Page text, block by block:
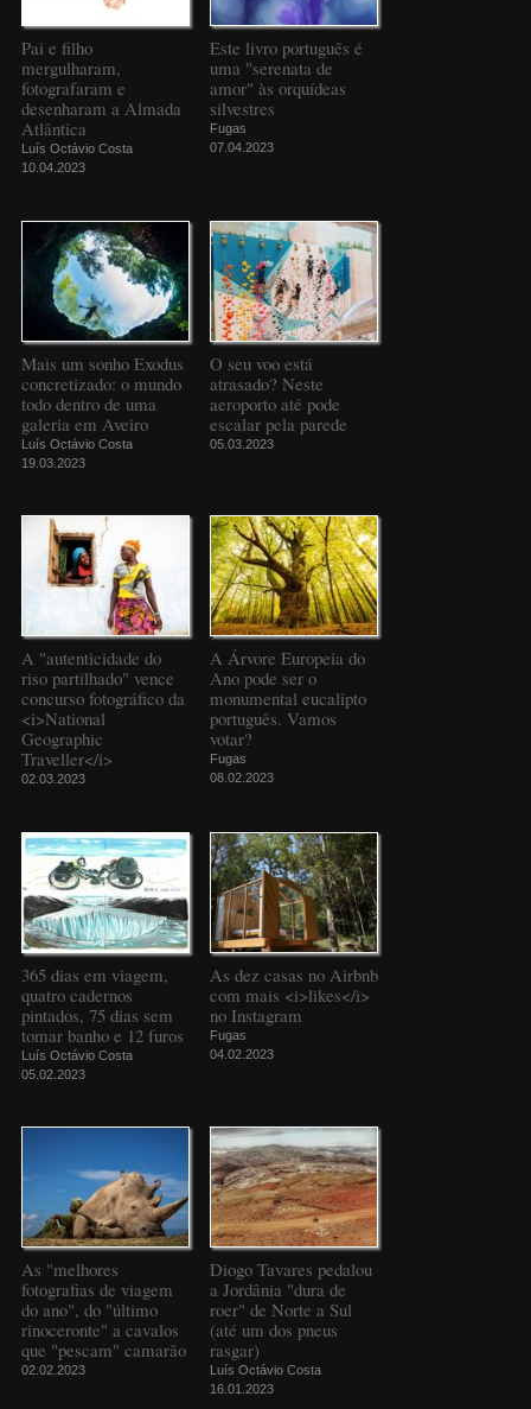
Pai e filho
mergulharam,
fotografaram e
desenharam a Almada
Atlântica
Luís Octávio Costa
10.04.2023
Este livro português é
uma "serenata de
amor" às orquídeas
silvestres
Fugas
07.04.2023
Mais um sonho Exodus
concretizado: o mundo
todo dentro de uma
galeria em Aveiro
Luís Octávio Costa
19.03.2023
O seu voo está
atrasado? Neste
aeroporto até pode
escalar pela parede
05.03.2023
A "autenticidade do
riso partilhado" vence
concurso fotográfico da
<i>National
Geographic
Traveller</i>
02.03.2023
A Árvore Europeia do
Ano pode ser o
monumental eucalipto
português. Vamos
votar?
Fugas
08.02.2023
365 dias em viagem,
quatro cadernos
pintados, 75 dias sem
tomar banho e 12 furos
Luís Octávio Costa
05.02.2023
As dez casas no Airbnb
com mais <i>likes</i>
no Instagram
Fugas
04.02.2023
As "melhores
fotografias de viagem
do ano", do "último
rinoceronte" a cavalos
que "pescam" camarão
02.02.2023
Diogo Tavares pedalou
a Jordânia "dura de
roer" de Norte a Sul
(até um dos pneus
rasgar)
Luís Octávio Costa
16.01.2023